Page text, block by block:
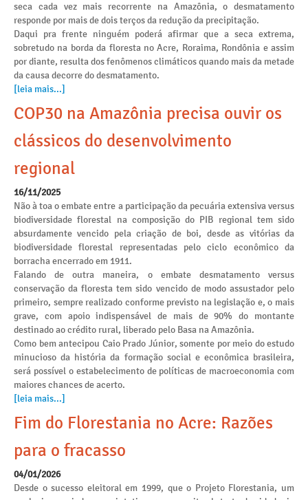
seca cada vez mais recorrente na Amazônia, o desmatamento
responde por mais de dois terços da redução da precipitação.
Daqui pra frente ninguém poderá afirmar que a seca extrema,
sobretudo na borda da floresta no Acre, Roraima, Rondônia e assim
por diante, resulta dos fenômenos climáticos quando mais da metade
da causa decorre do desmatamento.
[leia mais...]
COP30 na Amazônia precisa ouvir os
clássicos do desenvolvimento
regional
16/11/2025
Não à toa o embate entre a participação da pecuária extensiva versus
biodiversidade florestal na composição do PIB regional tem sido
absurdamente vencido pela criação de boi, desde as vitórias da
biodiversidade florestal representadas pelo ciclo econômico da
borracha encerrado em 1911.
Falando de outra maneira, o embate desmatamento versus
conservação da floresta tem sido vencido de modo assustador pelo
primeiro, sempre realizado conforme previsto na legislação e, o mais
grave, com apoio indispensável de mais de 90% do montante
destinado ao crédito rural, liberado pelo Basa na Amazônia.
Como bem antecipou Caio Prado Júnior, somente por meio do estudo
minucioso da história da formação social e econômica brasileira,
será possível o estabelecimento de políticas de macroeconomia com
maiores chances de acerto.
[leia mais...]
Fim do Florestania no Acre: Razões
para o fracasso
04/01/2026
Desde o sucesso eleitoral em 1999, que o Projeto Florestania, um